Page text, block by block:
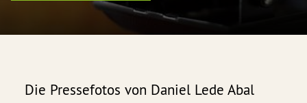
Die Pressefotos von Daniel Lede Abal